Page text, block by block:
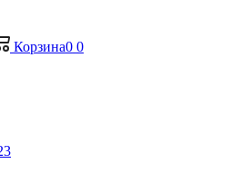
Корзина0 0